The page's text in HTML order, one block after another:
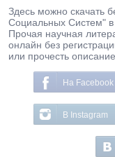
Здесь можно скачать
Социальных Систем"
Прочая научная
онлайн без
или прочесть
На Facebook
В Instagram